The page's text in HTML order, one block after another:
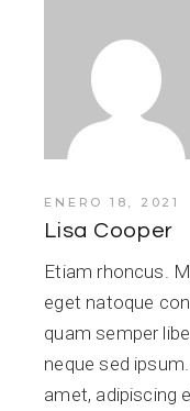
ENERO 18, 2021
Lisa Cooper
Etiam rhoncus.
eget natoque
quam semper
neque sed
amet, adipiscing